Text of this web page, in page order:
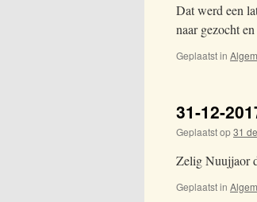
Dat werd een
naar gezocht
Geplaatst in
31-12-
Geplaatst op31
Zelig Nuujjaor
Geplaatst in